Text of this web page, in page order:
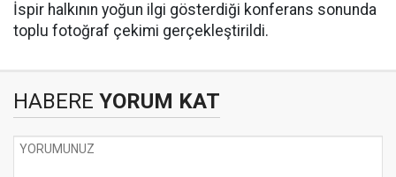
İspir halkının yoğun ilgi gösterdiği konferans sonunda
toplu fotoğraf çekimi gerçekleştirildi.
HABERE YORUM KAT